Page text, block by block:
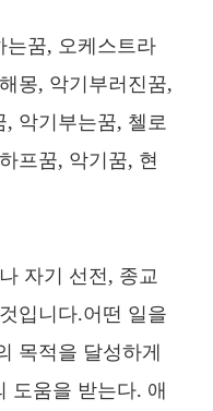
는꿈, 오케스트라
몽, 악기부러진꿈,
악기부는꿈, 첼로
프꿈, 악기꿈, 현
자기 선전, 종교
입니다.어떤 일을
목적을 달성하게
도움을 받는다. 애